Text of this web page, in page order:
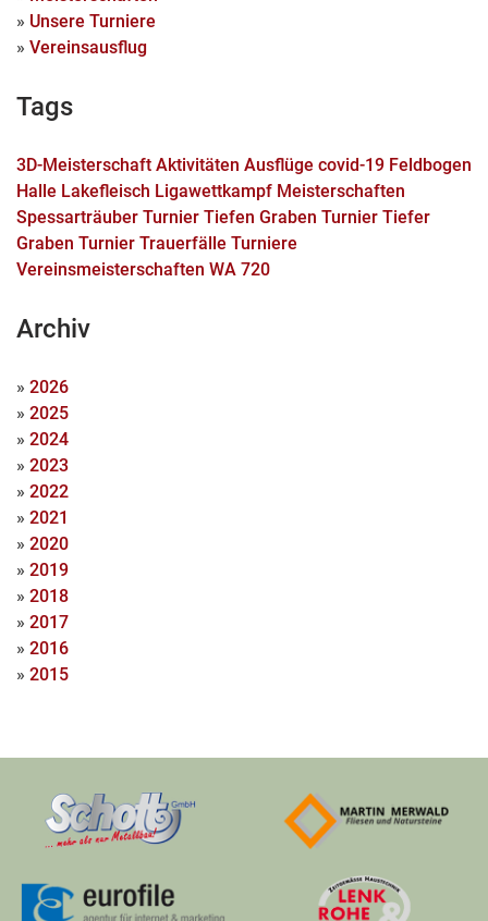
» Unsere Turniere
» Vereinsausflug
Tags
3D-Meisterschaft Aktivitäten Ausflüge covid-19 Feldbogen
Halle Lakefleisch Ligawettkampf Meisterschaften
Spessarträuber Turnier Tiefen Graben Turnier Tiefer
Graben Turnier Trauerfälle Turniere
Vereinsmeisterschaften WA 720
Archiv
» 2026
» 2025
» 2024
» 2023
» 2022
» 2021
» 2020
» 2019
» 2018
» 2017
» 2016
» 2015